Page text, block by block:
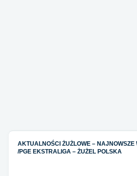
AKTUALNOŚCI ŻUŻLOWE – NAJNOWSZE
/PGE EKSTRALIGA – ŻUŻEL POLSKA